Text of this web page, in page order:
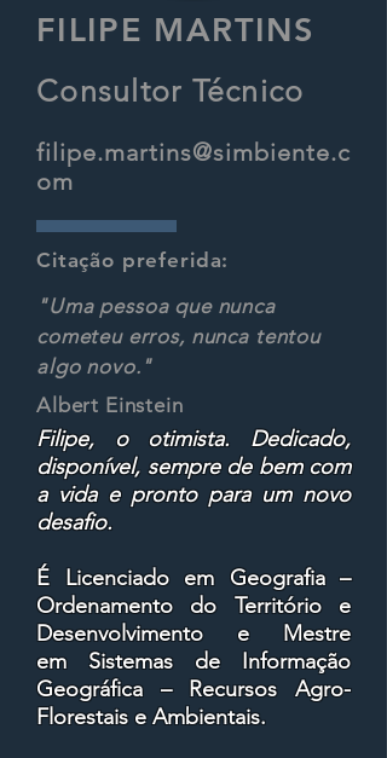
FILIPE MARTINS
Consultor Técnico
filipe.martins@simbiente.c
om
Citação preferida:
"Uma pessoa que nunca
cometeu erros, nunca tentou
algo novo."
Albert Einstein
Filipe, o otimista. Dedicado,
disponível, sempre de bem com
a vida e pronto para um novo
desafio.
É Licenciado em Geografia –
Ordenamento do Território e
Desenvolvimento e Mestre
em Sistemas de Informação
Geográfica – Recursos Agro-
Florestais e Ambientais.